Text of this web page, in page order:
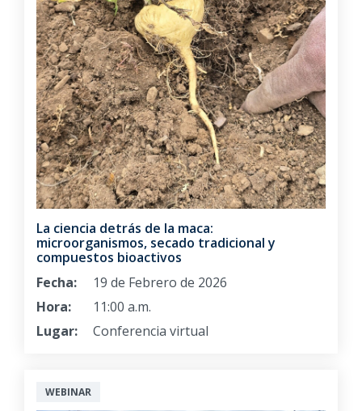
La ciencia detrás de la maca:
microorganismos, secado tradicional y
compuestos bioactivos
Fecha:
19 de Febrero de 2026
Hora:
11:00 a.m.
Lugar:
Conferencia virtual
WEBINAR